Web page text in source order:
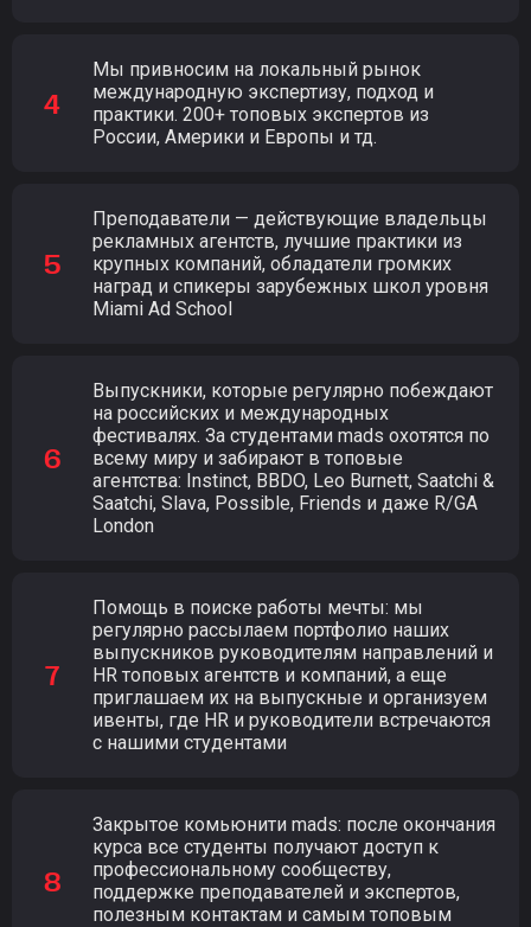
Мы привносим на локальный рынок
международную экспертизу, подход и
практики. 200+ топовых экспертов из
России, Америки и Европы и тд.
Преподаватели — действующие владельцы
рекламных агентств, лучшие практики из
крупных компаний, обладатели громких
наград и спикеры зарубежных школ уровня
Miami Ad School
Выпускники, которые регулярно побеждают
на российских и международных
фестивалях. За студентами mads охотятся по
всему миру и забирают в топовые
агентства: Instinct, BBDO, Leo Burnett, Saatchi &
Saatchi, Slava, Possible, Friends и даже R/GA
London
Помощь в поиске работы мечты: мы
регулярно рассылаем портфолио наших
выпускников руководителям направлений и
HR топовых агентств и компаний, а еще
приглашаем их на выпускные и организуем
ивенты, где HR и руководители встречаются
с нашими студентами
Закрытое комьюнити mads: после окончания
курса все студенты получают доступ к
профессиональному сообществу,
поддержке преподавателей и экспертов,
полезным контактам и самым топовым